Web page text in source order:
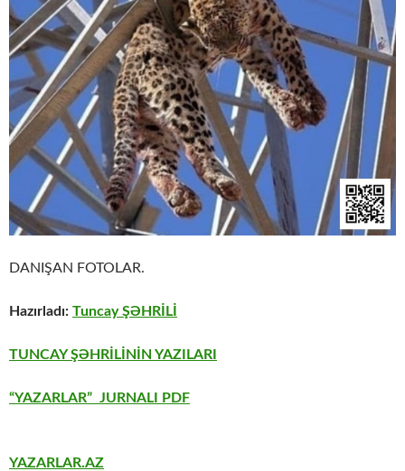
DANIŞAN FOTOLAR.
Hazırladı: Tuncay ŞƏHRİLİ
TUNCAY ŞƏHRİLİNİN YAZILARI
“YAZARLAR” JURNALI PDF
YAZARLAR.AZ